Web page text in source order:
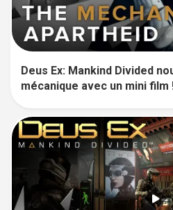
Deus Ex: Mankind Divided
mécanique avec un mini film